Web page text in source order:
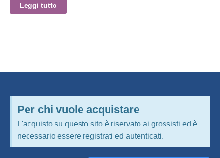
Leggi tutto
Per chi vuole acquistare
L'acquisto su questo sito è riservato ai grossisti ed è
necessario essere registrati ed autenticati.